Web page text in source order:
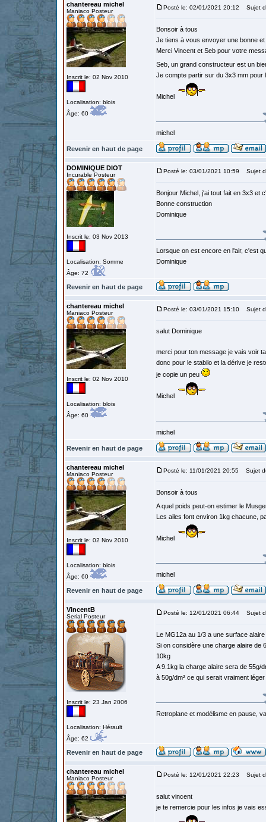
chantereau michel
Maniaco Posteur
Inscrit le: 02 Nov 2010
Localisation: blois
Âge: 60
Posté le: 02/01/2021 20:12 Sujet
Bonsoir à tous
Je tiens à vous envoyer une bonne
Merci Vincent et Seb pour votre
Seb, un grand constructeur est un
Je compte partir sur du 3x3 mm pour
Michel
michel
Revenir en haut de page
DOMINIQUE DIOT
Incurable Posteur
Inscrit le: 03 Nov 2013
Localisation: Somme
Âge: 72
Posté le: 03/01/2021 10:59 Sujet
Bonjour Michel, j'ai tout fait en 3x3 et
Bonne construction
Dominique
Lorsque on est encore en l'air, c'est
Dominique
Revenir en haut de page
chantereau michel
Maniaco Posteur
Inscrit le: 02 Nov 2010
Localisation: blois
Âge: 60
Posté le: 03/01/2021 15:10 Sujet
salut Dominique
merci pour ton message je vais voir
donc pour le stabilo et la dérive je
je copie un peu
Michel
michel
Revenir en haut de page
chantereau michel
Maniaco Posteur
Inscrit le: 02 Nov 2010
Localisation: blois
Âge: 60
Posté le: 11/01/2021 20:55 Sujet
Bonsoir à tous
A quel poids peut-on estimer le
Les ailes font environ 1kg chacune,
Michel
michel
Revenir en haut de page
VincentB
Serial Posteur
Inscrit le: 23 Jan 2006
Localisation: Hérault
Âge: 62
Posté le: 12/01/2021 06:44 Sujet
Le MG12a au 1/3 a une surface alaire
Si on considère une charge alaire de
10kg
A 9.1kg la charge alaire sera de 55g/
à 50g/dm² ce qui serait vraiment
Retroplane et modélisme en pause,
Revenir en haut de page
chantereau michel
Maniaco Posteur
Posté le: 12/01/2021 22:23 Sujet
salut vincent
je te remercie pour les infos je vais